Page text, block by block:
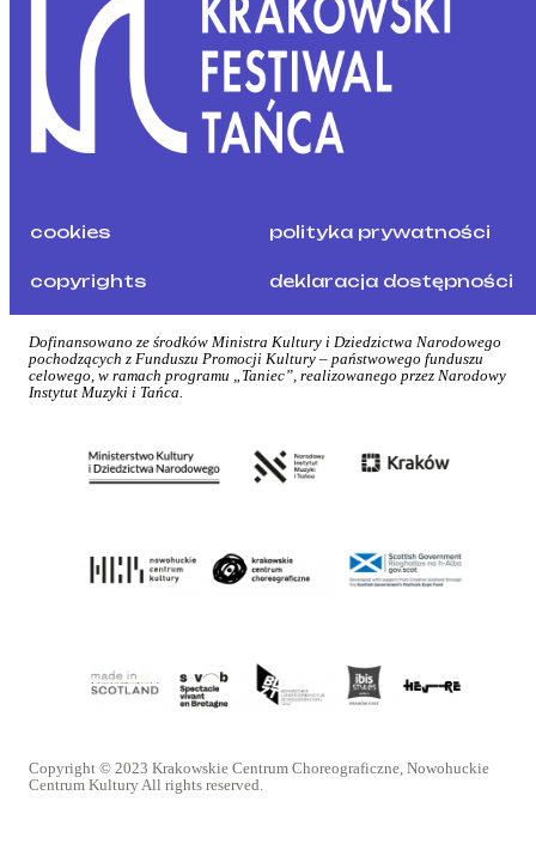
cookies polityka prywatności
copyrights deklaracja dostępności
Dofinansowano ze środków Ministra Kultury i Dziedzictwa Narodowego
pochodzących z Funduszu Promocji Kultury – państwowego funduszu
celowego, w ramach programu „Taniec”, realizowanego przez Narodowy
Instytut Muzyki i Tańca.
Copyright © 2023 Krakowskie Centrum Choreograficzne, Nowohuckie
Centrum Kultury All rights reserved.